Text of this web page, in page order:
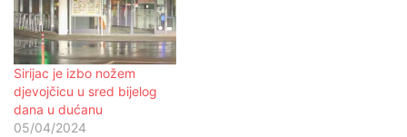
Sirijac je izbo nožem
djevojčicu u sred bijelog
dana u dućanu
05/04/2024